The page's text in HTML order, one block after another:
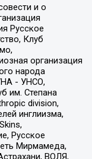
и о
Русское
Клуб
организация
народа
- УНСО,
им. Степана
division,
инглиизма,
Русское
Мирмамеда,